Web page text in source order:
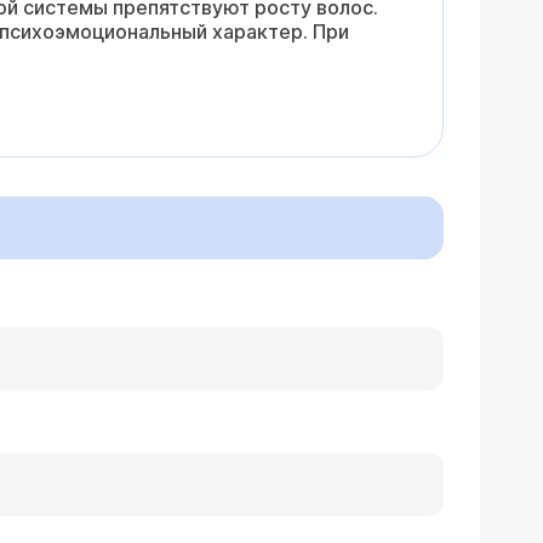
системы препятствуют росту волос.
характер. При